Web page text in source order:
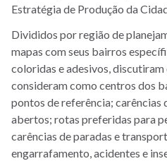
Estratégia de Produção da
Divididos por região de
mapas com seus bairros
coloridas e adesivos,
consideram como centros dos
pontos de referência; carências
abertos; rotas preferidas para
carências de paradas e
engarrafamento, acidentes e